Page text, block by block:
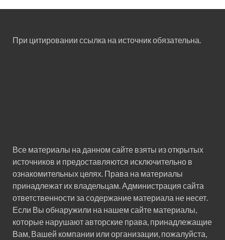
При цитировании ссылка на источник обязательна.
Все материалы на данном сайте взяты из открытых
источников и предоставляются исключительно в
ознакомительных целях. Права на материалы
принадлежат их владельцам. Администрация сайта
ответственности за содержание материала не несет.
Если Вы обнаружили на нашем сайте материалы,
которые нарушают авторские права, принадлежащие
Вам, Вашей компании или организации, пожалуйста,